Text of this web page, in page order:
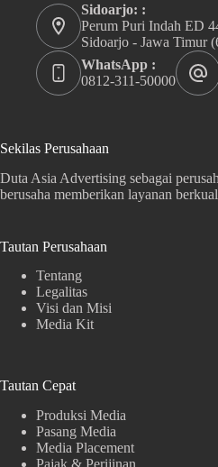
Sidoarjo: :
Perum Puri Indah ED
Sidoarjo - Jawa Timur
WhatsApp :
0812-311-50000
Sekilas Perusahaan
Duta Asia Advertising sebagai
berusaha memberikan layanan
Tautan Perusahaan
Tentang
Legalitas
Visi dan Misi
Media Kit
Tautan Cepat
Produksi Media
Pasang Media
Media Placement